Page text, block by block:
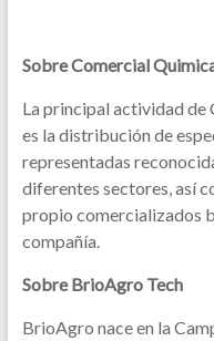
Sobre Comercial
La principal actividad
es la distribución de
representadas
diferentes sectores, así
propio comercializados
compañía.
Sobre BrioAgro Tech
BrioAgro nace en la